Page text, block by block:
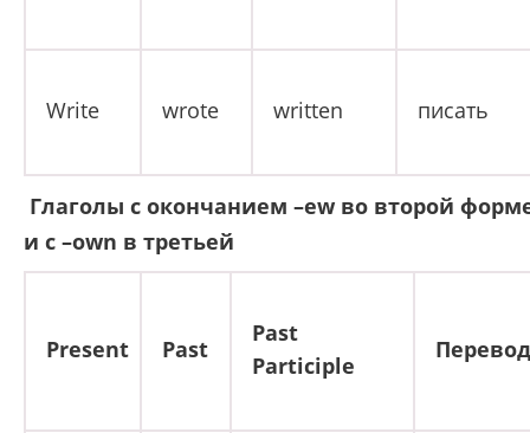
Write wrote written писать
Глаголы с окончанием –ew во второй
и с –own в третьей
Present Past
Past
Participle
Перевод